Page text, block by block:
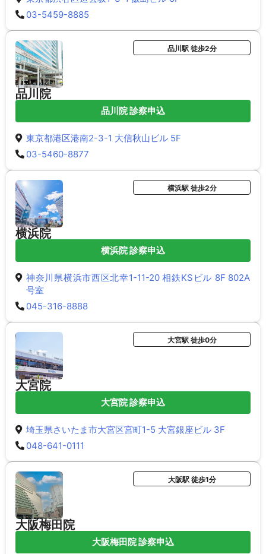
03-5459-8885
品川院
品川駅 徒歩2分
品川院 診察申込
東京都港区港南2-3-1 大信秋山ビル 5F
03-5460-8877
横浜院
横浜駅 徒歩2分
横浜院 診察申込
神奈川県横浜市西区北幸1-11-20 相鉄KSビル 8F 802A
号室
045-316-8888
大宮院
大宮駅 徒歩0分
大宮院 診察申込
埼玉県さいたま市大宮区宮町1-5 大宮銀座ビル 3F
048-641-0111
大阪梅田院
大阪駅 徒歩1分
大阪梅田院 診察申込